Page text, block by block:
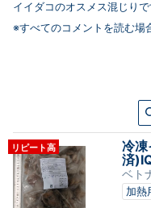
イイダコのオスメス混じり
※すべてのコメントを読む場
リピート高
冷
済
ベト
加熱